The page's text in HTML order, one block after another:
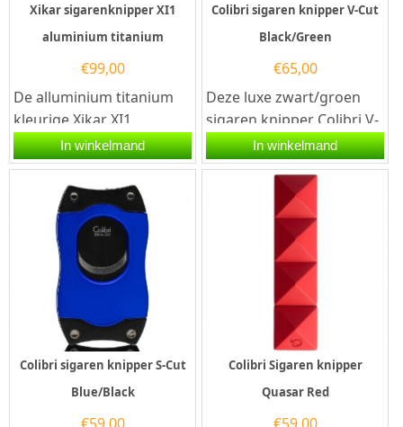
Xikar sigarenknipper XI1
aluminium titanium
€99,00
De alluminium titanium
kleurige Xikar XI1
sigarenknipper is
gedurfd, mannelijk en
prachtig...
In winkelmand
Colibri sigaren knipper V-Cut
Black/Green
€65,00
Deze luxe zwart/groen
sigaren knipper Colibri V-
Cut Black is voorzien van
twee snijmessen van...
In winkelmand
Colibri sigaren knipper S-Cut
Blue/Black
€59,00
Colibri Sigaren knipper
Quasar Red
€59,00